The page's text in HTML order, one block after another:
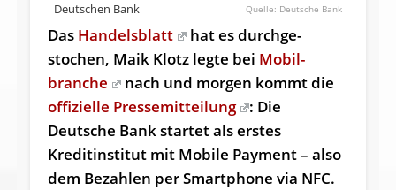
Deutschen Bank
Deutsche Bank
Das Handelsblatt
hat es durch­ge­
stochen, Maik Klotz legte bei Mobil­
branche
nach und morgen kommt die
offizielle Pressemitteilung
: Die
Deutsche Bank startet als erstes
Kreditinstitut mit Mobile Payment – also
dem Bezahlen per Smartphone via NFC.